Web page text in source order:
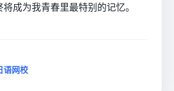
成为我青春里最特别的记忆。
语网校